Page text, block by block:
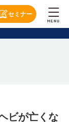
セミナー
MENU
ビが亡くな